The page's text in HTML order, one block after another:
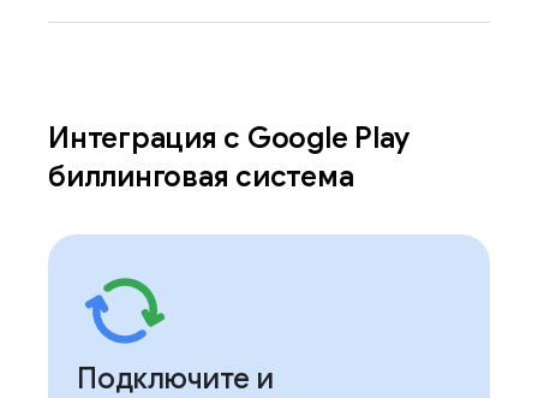
Интеграция с Google Play
биллинговая система
Подключите и